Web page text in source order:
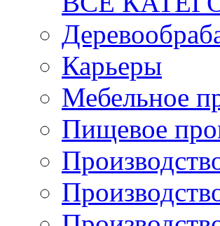
Карьеры
Мебельное
Пищевое